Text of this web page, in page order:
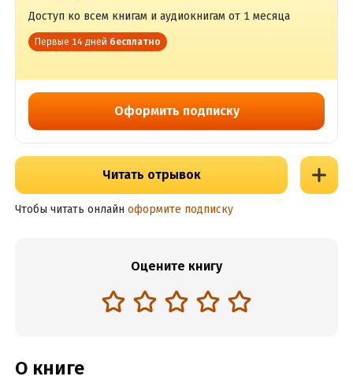
Доступ ко всем книгам и аудиокнигам от 1 месяца
Первые 14 дней бесплатно
Оформить подписку
Читать отрывок
Чтобы читать онлайн оформите подписку
Оцените книгу
О книге